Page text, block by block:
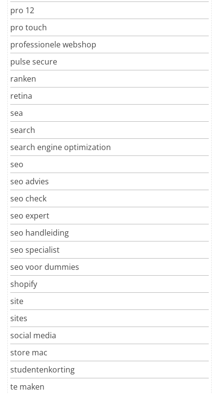
pro 12
pro touch
professionele webshop
pulse secure
ranken
retina
sea
search
search engine optimization
seo
seo advies
seo check
seo expert
seo handleiding
seo specialist
seo voor dummies
shopify
site
sites
social media
store mac
studentenkorting
te maken